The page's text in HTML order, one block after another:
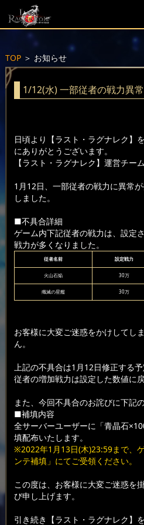
TOP＞ お知らせ
1/12(水) 一部従者の戦力異
日頃より【ラスト・ラグナレク】
にありがとうございます。
【ラスト・ラグナレク】運営チーム
1月12日、一部従者の戦力に異常
しました。
■不具合詳細
ゲーム内下記従者の戦力は、設定
戦力が多くなりました。
従者名前 設定戦力
火山石焔 30万
殲滅の星艦 30万
お客様に大変ご迷惑をかけしてし
ん。
上記の不具合は1月12日修正する
従者の増加戦力は設定した数値に戻
また、今回不具合のお詫びに下記
■補填内容
全サーバーユーザーに「青晶石
填配布いたします。
※2022年1月13日(木)23:59まで、
ンテ補填」にてご受領ください。
この度は、お客様に大変ご迷惑を
び申し上げます。
引き続き【ラスト・ラグナレク】